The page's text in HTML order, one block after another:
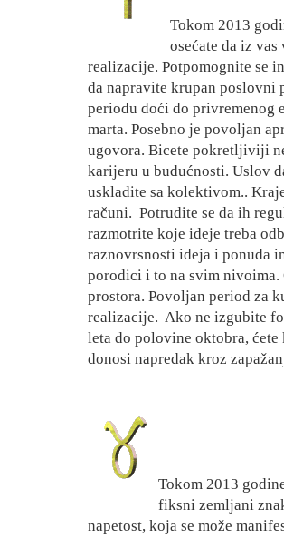
Tokom 2013
osećate da iz
realizacije. Potpomognite se
da napravite krupan poslovni
periodu doći do privremenog
marta. Posebno je povoljan
ugovora. Bicete pokretljiviji
karijeru u budućnosti. Uslov
uskladite sa kolektivom..
računi. Potrudite se da ih
razmotrite koje ideje treba
raznovrsnosti ideja i ponuda
porodici i to na svim
prostora. Povoljan period za
realizacije. Ako ne izgubite
leta do polovine oktobra,
donosi napredak kroz
Tokom 2013
fiksni zemljani
napetost, koja se može